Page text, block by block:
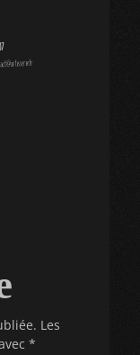
Les
*